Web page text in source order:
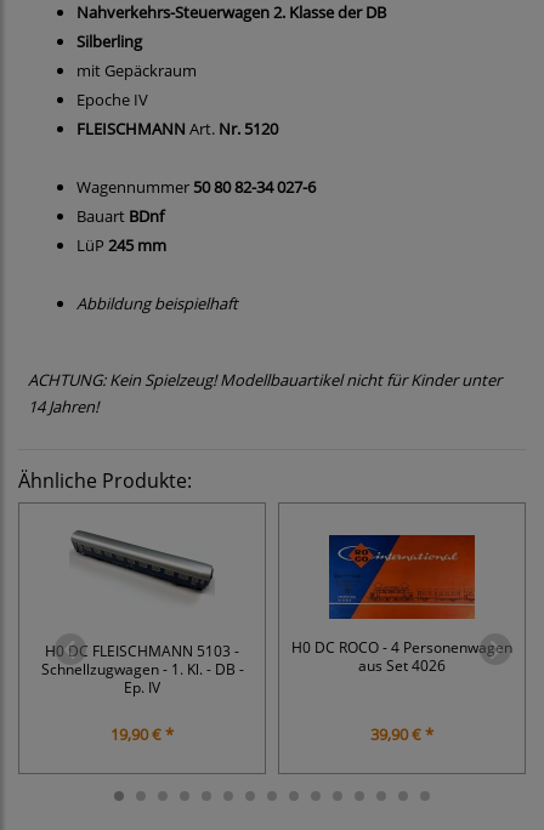
Nahverkehrs-Steuerwagen 2. Klasse der DB
Silberling
mit Gepäckraum
Epoche IV
FLEISCHMANN Art. Nr. 5120
Wagennummer 50 80 82-34 027-6
Bauart BDnf
LüP 245 mm
Abbildung beispielhaft
ACHTUNG: Kein Spielzeug! Modellbauartikel nicht für Kinder unter
14 Jahren!
Ähnliche Produkte:
H0 DC FLEISCHMANN 5103 -
Schnellzugwagen - 1. Kl. - DB -
Ep. IV
19,90 € *
H0 DC ROCO - 4 Personenwagen
aus Set 4026
39,90 € *